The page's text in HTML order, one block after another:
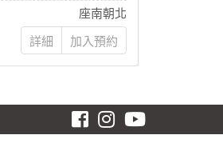
座南朝北
詳細